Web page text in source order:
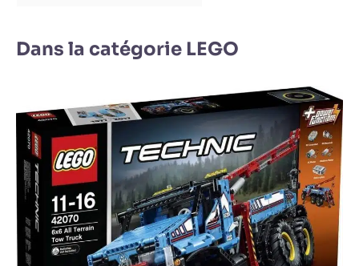
Dans la catégorie LEGO